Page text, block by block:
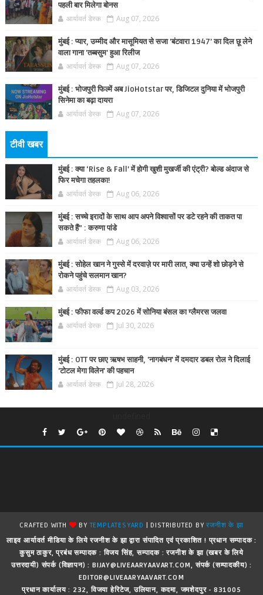
पहली बार मिलेगा बोनस
आर्यावर्त डेस्क Aug 07, 2026
मुंबई : प्यार, उम्मीद और मासूमियत से सजा 'बंटवारा 1947' का दिल छू लेने
वाला गाना 'तब्बसुम' हुआ रिलीज
आर्यावर्त डेस्क Aug 07, 2026
मुंबई : भोजपुरी फिल्में अब JioHotstar पर, डिजिटल दुनिया में भोजपुरी
सिनेमा का बढ़ा दायरा
आर्यावर्त डेस्क Aug 07, 2026
टीवी खबर
मुंबई : क्या ‘Rise & Fall’ में होगी खुशी मुखर्जी की एंट्री? बोल्ड अंदाज से
फिर मचेगा तहलका!
आर्यावर्त डेस्क Aug 06, 2026
मुंबई : सच्चे इरादों के साथ आप अपने विश्वासों पर डटे रहने की ताकत पा
सकते हैं” : करुणा पांडे
आर्यावर्त डेस्क Aug 06, 2026
मुंबई : सोहेल खान ने गुस्से में दरवाज़े पर मारी लात, क्या उन्हें शो छोड़ने से
रोकने पहुंचे सलमान खान?
आर्यावर्त डेस्क Aug 03, 2026
मुंबई : फीफा वर्ल्ड कप 2026 में सोनिया बंसल का ग्लैमरस जलवा
आर्यावर्त डेस्क Jul 30, 2026
मुंबई : OTT पर छाए ऋषभ साहनी, 'नागबंधन' में दमदार डबल रोल ने दिलाई
'टोटल मेगा विलेन' की पहचान
आर्यावर्त डेस्क Jul 28, 2026
CRAFTED WITH BYTEMPLATESYARD | DISTRIBUTED BYरजनीश के झा
लाइव आर्यावर्त मीडिया के लिये रजनीश के झा द्वारा संपादित एवं प्रकाशित ! प्रधान सम्पादक :
कुसुम ठाकुर, प्रबंध सम्पादक : विजय सिंह, सम्पादक : रजनीश के झा (खबर के लिये
उत्तरदायी) संपर्क (विज्ञापन) : BIJAY@LIVEAARYAAVART.COM, संपर्क (सम्पादकीय) :
EDITOR@LIVEAARYAAVART.COM
प्रधान कार्यालय : 232, विजया हेरिटेज, उलियान, कदमा, जमशेदपुर - 831005